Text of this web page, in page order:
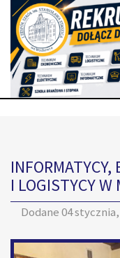
I LOGISTYCY W
Dodane04